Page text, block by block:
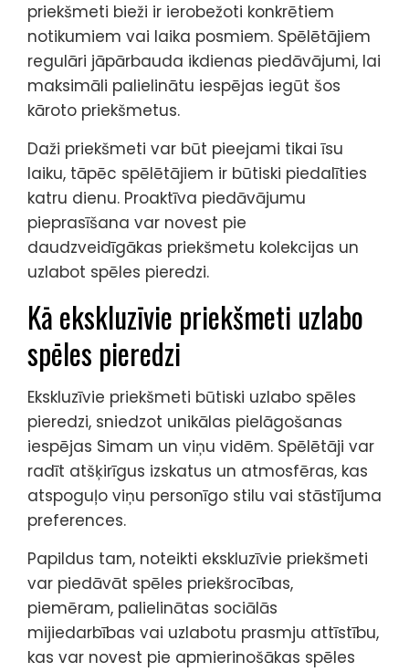
priekšmeti bieži ir ierobežoti konkrētiem
notikumiem vai laika posmiem. Spēlētājiem
regulāri jāpārbauda ikdienas piedāvājumi, lai
maksimāli palielinātu iespējas iegūt šos
kāroto priekšmetus.
Daži priekšmeti var būt pieejami tikai īsu
laiku, tāpēc spēlētājiem ir būtiski piedalīties
katru dienu. Proaktīva piedāvājumu
pieprasīšana var novest pie
daudzveidīgākas priekšmetu kolekcijas un
uzlabot spēles pieredzi.
Kā ekskluzīvie priekšmeti uzlabo
spēles pieredzi
Ekskluzīvie priekšmeti būtiski uzlabo spēles
pieredzi, sniedzot unikālas pielāgošanas
iespējas Simam un viņu vidēm. Spēlētāji var
radīt atšķirīgus izskatus un atmosfēras, kas
atspoguļo viņu personīgo stilu vai stāstījuma
preferences.
Papildus tam, noteikti ekskluzīvie priekšmeti
var piedāvāt spēles priekšrocības,
piemēram, palielinātas sociālās
mijiedarbības vai uzlabotu prasmju attīstību,
kas var novest pie apmierinošākas spēles